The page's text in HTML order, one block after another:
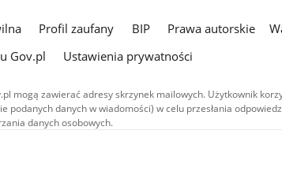
Profil zaufany BIP Prawa autorskie
Gov.pl
Ustawienia prywatności
mogą zawierać adresy skrzynek mailowych. Użytkownik
podanych danych w wiadomości) w celu przesłania
danych osobowych.
w serwisie (z wyłączeniem treści audiowizualnych), są
typu Creative Commons: uznanie autorstwa - na tych samych